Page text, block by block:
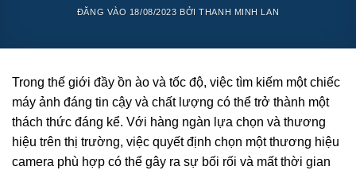
ĐĂNG VÀO 18/08/2023 BỞITHANH MINH LAN
Trong thế giới đầy ồn ào và tốc độ, việc tìm kiếm một chiếc
máy ảnh đáng tin cậy và chất lượng có thể trở thành một
thách thức đáng kể. Với hàng ngàn lựa chọn và thương
hiệu trên thị trường, việc quyết định chọn một thương hiệu
camera phù hợp có thể gây ra sự bối rối và mất thời gian